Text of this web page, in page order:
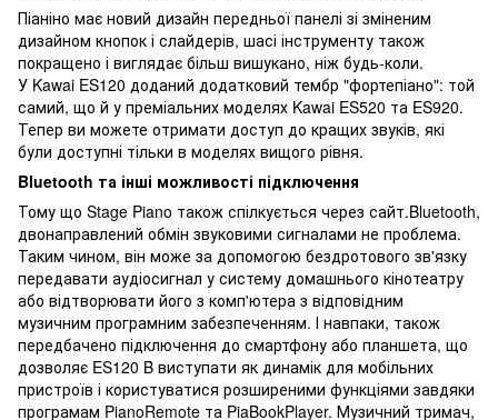
Піаніно має новий дизайн передньої панелі зі зміненим
дизайном кнопок і слайдерів, шасі інструменту також
покращено і виглядає більш вишукано, ніж будь-коли.
У Kawai ES120 доданий додатковий тембр "фортепіано": той
самий, що й у преміальних моделях Kawai ES520 та ES920.
Тепер ви можете отримати доступ до кращих звуків, які
були доступні тільки в моделях вищого рівня.
Bluetooth та інші можливості підключення
Тому що Stage Piano також спілкується через сайт.Bluetooth,
двонаправлений обмін звуковими сигналами не проблема.
Таким чином, він може за допомогою бездротового зв'язку
передавати аудіосигнал у систему домашнього кінотеатру
або відтворювати його з комп'ютера з відповідним
музичним програмним забезпеченням. І навпаки, також
передбачено підключення до смартфону або планшета, що
дозволяє ES120 B виступати як динамік для мобільних
пристроїв і користуватися розширеними функціями завдяки
програмам PianoRemote та PiaBookPlayer. Музичний тримач,